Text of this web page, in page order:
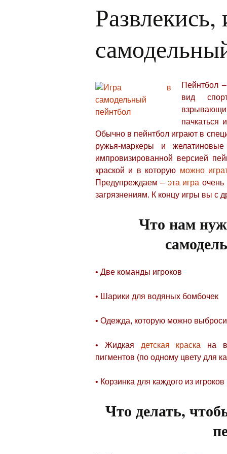
Развлекись,
Пейнтбол
вид
пачкаться
Обычно в пейнтбол играют в
ружья-маркеры и
импровизированной версией
краской и в которую можно
Предупреждаем – эта игра
загрязнениям. К концу игры вы с
Что нам
• Две команды игроков
• Шарики для водяных бомбочек
• Одежда, которую можно
• Жидкая детская краска на
пигментов (по одному цвету для
• Корзинка для каждого из
Что делать,